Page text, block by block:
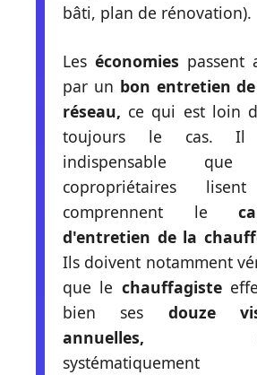
bâti, plan de rénovation).
Leséconomies passent
par un bon entretien
réseau, ce qui est loin
toujours le cas. Il
indispensable
copropriétaires
comprennent le
d'entretien de la
Ils doivent notamment
que le chauffagiste
bien ses douze
annuelles,